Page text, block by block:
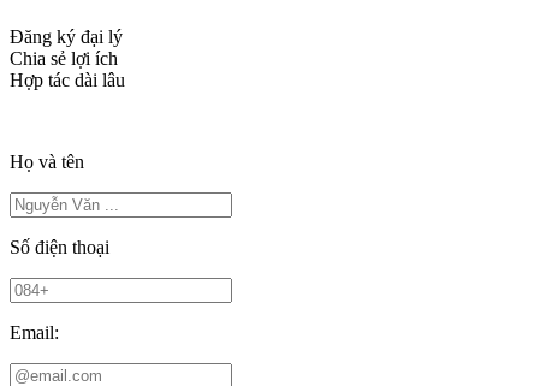
Đăng ký đại lý
Chia sẻ lợi ích
Hợp tác dài lâu
Họ và tên
Số điện thoại
Email: